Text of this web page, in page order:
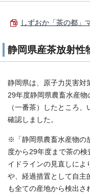
しずおか「茶の都」
静岡県産茶放射性
静岡県は、原子力災害対
29年度静岡県農畜水産
（一番茶）したところ
確認しました。
※「静岡県農畜水産物の
度から29年度まで茶の
イドラインの見直しによ
や、経過措置として自主
も全ての産地から検出さ